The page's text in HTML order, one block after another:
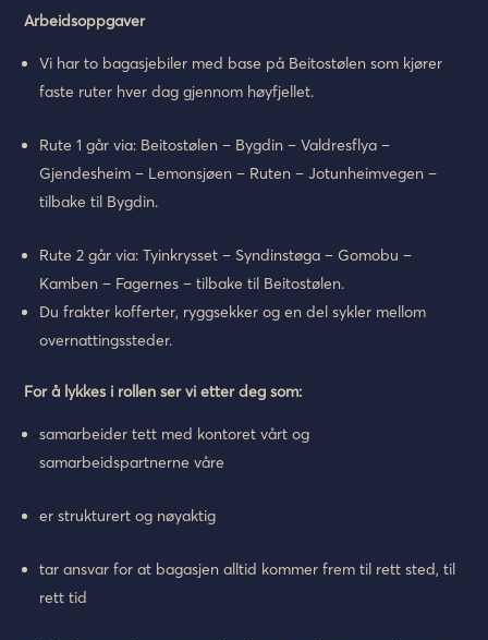
Arbeidsoppgaver
Vi har to bagasjebiler med base på Beitostølen som kjører
faste ruter hver dag gjennom høyfjellet.
Rute 1 går via: Beitostølen – Bygdin – Valdresflya –
Gjendesheim – Lemonsjøen – Ruten – Jotunheimvegen –
tilbake til Bygdin.
Rute 2 går via: Tyinkrysset – Syndinstøga – Gomobu –
Kamben – Fagernes – tilbake til Beitostølen.
Du frakter kofferter, ryggsekker og en del sykler mellom
overnattingssteder.
For å lykkes i rollen ser vi etter deg som:
samarbeider tett med kontoret vårt og
samarbeidspartnerne våre
er strukturert og nøyaktig
tar ansvar for at bagasjen alltid kommer frem til rett sted, til
rett tid